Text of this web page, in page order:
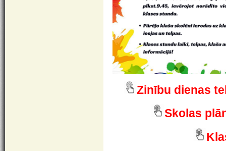
Zinību dienas
Skolas